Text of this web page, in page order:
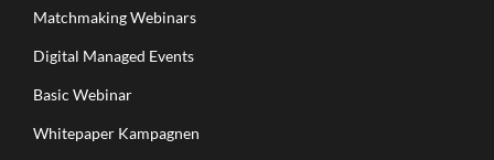
Matchmaking Webinars
Digital Managed Events
Basic Webinar
Whitepaper Kampagnen